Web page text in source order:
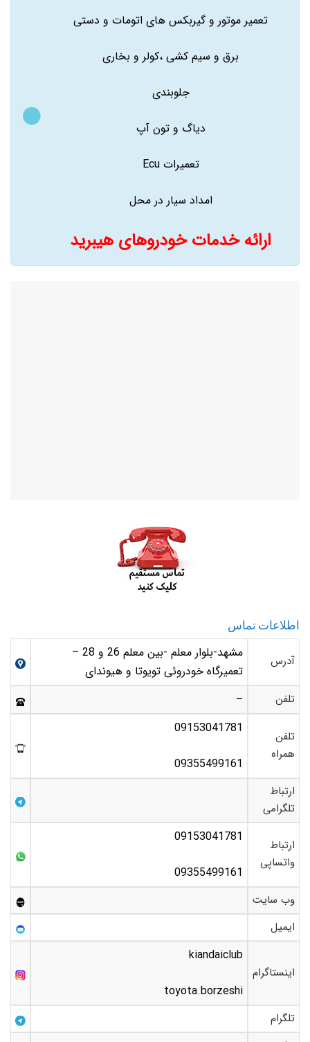
تعمیر موتور و گیربکس های اتومات و دستی
برق و سیم کشی ،کولر و بخاری
جلوبندی
دیاگ و تون آپ
تعمیرات Ecu
امداد سیار در محل
ارائه خدمات خودروهای هیبرید
اطلاعات تماس
آدرس
مشهد-بلوار معلم -بین معلم 26 و 28 –
تعمیرگاه خودروئی تویوتا و هیوندای
تلفن –
تلفن
همراه
09153041781
09355499161
ارتباط
تلگرامی
ارتباط
واتساپی
09153041781
09355499161
وب سایت
ایمیل
اینستاگرام
kiandaiclub
toyota.borzeshi
تلگرام